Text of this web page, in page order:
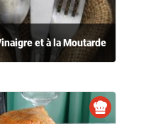
et à la Moutarde